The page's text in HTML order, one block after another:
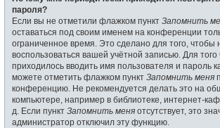
пароля?
Если вы не отметили флажком пункт Запомнить
оставаться под своим именем на конференции
ограниченное время. Это сделано для того, чтобы
воспользоваться вашей учётной записью. Для
приходилось вводить имя пользователя и пароль
можете отметить флажком пункт Запомнить меня
конференцию. Не рекомендуется делать это на
компьютере, например в библиотеке, интернет-
д. Если пункт Запомнить меня отсутствует, это
администратор отключил эту функцию.